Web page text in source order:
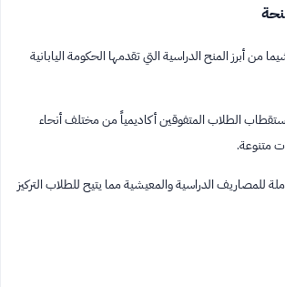
من أبرز المنح الدراسية التي تقدمها الحكومة اليابانية
الطلاب المتفوقين أكاديمياً من مختلف أنحاء
متنوعة.
للمصاريف الدراسية والمعيشية مما يتيح للطلاب التركيز